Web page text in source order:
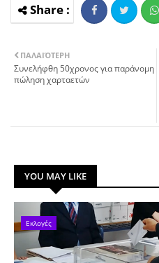
ΠΑΛΑΙΌΤΕΡΗ
Συνελήφθη 50χρονος για παράνομη
πώληση χαρταετών
YOU MAY LIKE
Εκλογές